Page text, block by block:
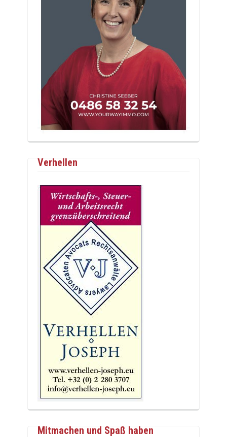
Verhellen
Mitmachen und Spaß haben